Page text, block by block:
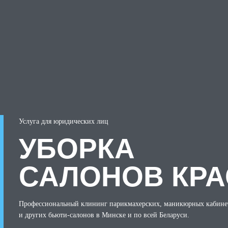
Услуга для юридических лиц
УБОРКА
САЛОНОВ
Профессиональный клининг парикмахерских, маникюрных
и других бьюти-салонов в Минске и по всей Беларуси.